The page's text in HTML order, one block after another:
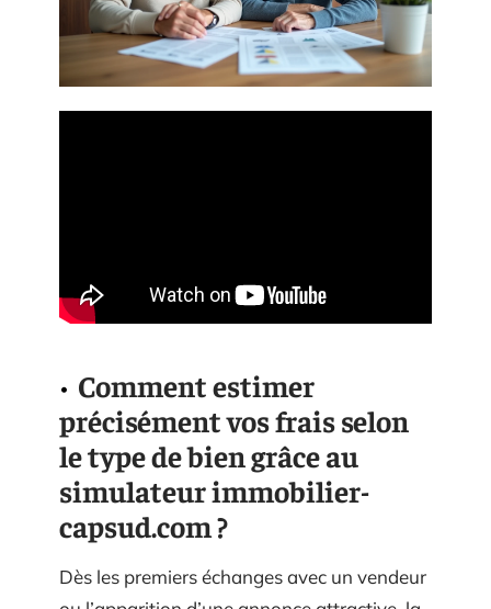
Comment estimer
précisément vos frais selon
le type de bien grâce au
simulateur immobilier-
capsud.com ?
Dès les premiers échanges avec un vendeur